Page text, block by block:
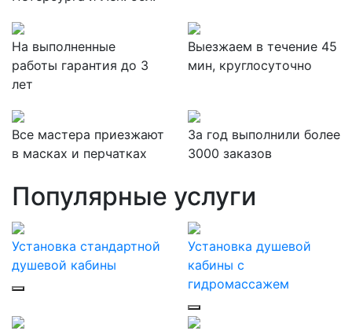
На выполненные
работы гарантия до 3
лет
Выезжаем в течение 45
мин, круглосуточно
Все мастера приезжают
в масках и перчатках
За год выполнили более
3000 заказов
Популярные услуги
Установка стандартной
душевой кабины
Установка душевой
кабины с
гидромассажем